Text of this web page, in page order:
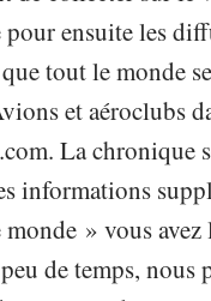
ensuite les
tout le monde
et aéroclubs
La chronique
informations
» vous
de temps, nous